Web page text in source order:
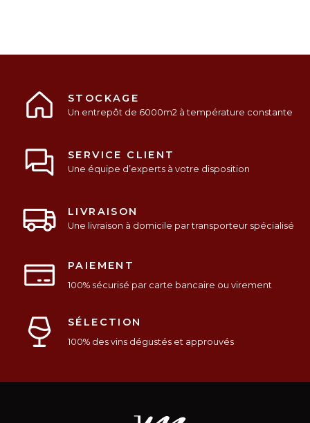
STOCKAGE
Un entrepôt de 6000m2 à température constante
SERVICE CLIENT
Une équipe d’experts à votre disposition
LIVRAISON
Une livraison à domicile par transporteur spécialisé
PAIEMENT
100% sécurisé par carte bancaire ou virement
SÉLECTION
100% des vins dégustés et approuvés